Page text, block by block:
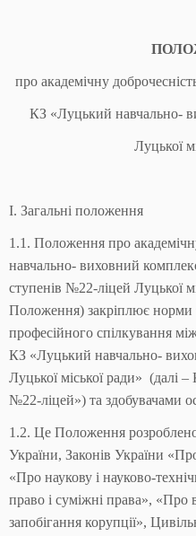
про академічну
КЗ «Луцький навчально-
Луцької
І. Загальні положення
1.1. Положення про
навчально- виховний
ступенів №22-ліцей Луцької
Положення) закріплює норми
професійного спілкування
КЗ «Луцький навчально-
Луцької міської ради» (далі
№22-ліцей») та здобувачами
1.2. Це Положення
України, Законів України
«Про наукову і науково-
право і суміжні права»,
запобігання корупції»,